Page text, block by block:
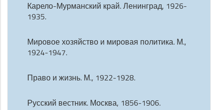
Карело-Мурманский край. Ленинград, 1926-
1935.
Мировое хозяйство и мировая политика. М.,
1924-1947.
Право и жизнь. М., 1922-1928.
Русский вестник. Москва, 1856-1906.